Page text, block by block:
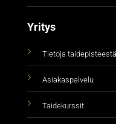
Yritys
Tietoja taidepisteestä
Asiakaspalvelu
Taidekurssit